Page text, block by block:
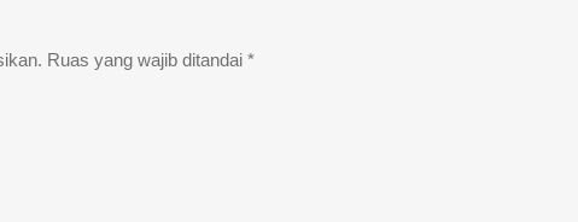
Ruas yang wajib ditandai *